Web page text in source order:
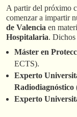
A partir del próximo
comenzar a impartir
de Valencia en
Hospitalaria. Dichos
Máster en
ECTS).
Experto
Radiodiagnóstico
Experto